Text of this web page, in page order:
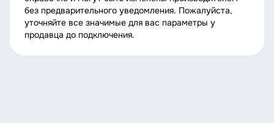
без предварительного уведомления. Пожалуйста,
уточняйте все значимые для вас параметры у
продавца до подключения.